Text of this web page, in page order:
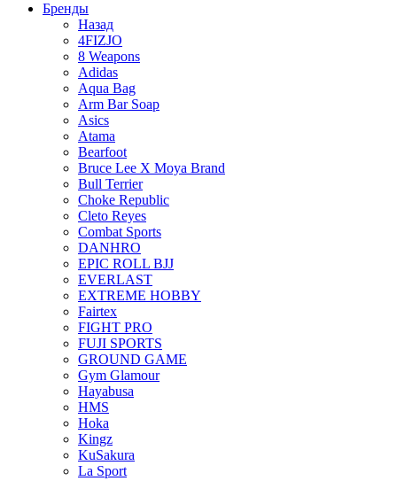
Бренды
Назад
4FIZJO
8 Weapons
Adidas
Aqua Bag
Arm Bar Soap
Asics
Atama
Bearfoot
Bruce Lee X Moya Brand
Bull Terrier
Choke Republic
Cleto Reyes
Combat Sports
DANHRO
EPIC ROLL BJJ
EVERLAST
EXTREME HOBBY
Fairtex
FIGHT PRO
FUJI SPORTS
GROUND GAME
Gym Glamour
Hayabusa
HMS
Hoka
Kingz
KuSakura
La Sport